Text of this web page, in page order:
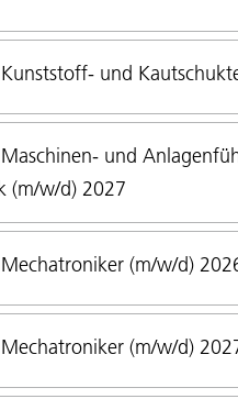
und
und
(m/w/d) 2027
(m/w/d)
(m/w/d)